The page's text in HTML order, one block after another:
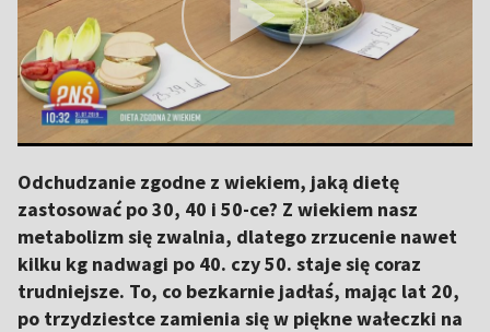
Odchudzanie zgodne z wiekiem, jaką dietę
zastosować po 30, 40 i 50-ce? Z wiekiem nasz
metabolizm się zwalnia, dlatego zrzucenie nawet
kilku kg nadwagi po 40. czy 50. staje się coraz
trudniejsze. To, co bezkarnie jadłaś, mając lat 20,
po trzydziestce zamienia się w piękne wałeczki na